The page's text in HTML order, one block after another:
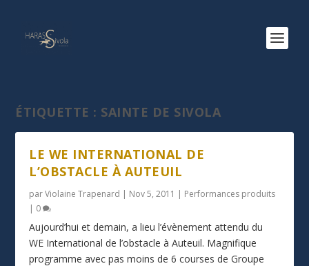
ÉTIQUETTE : SAINTE DE SIVOLA
LE WE INTERNATIONAL DE
L’OBSTACLE À AUTEUIL
parViolaine Trapenard | Nov 5, 2011 | Performances produits
| 0
Aujourd’hui et demain, a lieu l’évènement attendu du
WE International de l’obstacle à Auteuil. Magnifique
programme avec pas moins de 6 courses de Groupe